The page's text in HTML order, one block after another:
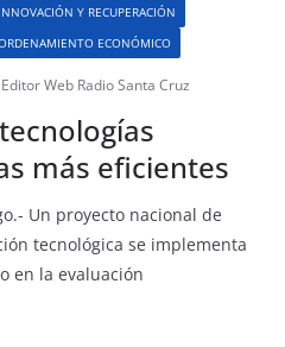
INNOVACIÓN Y RECUPERACIÓN
ECONÓMICO
Editor Web Radio Santa Cruz
más eficientes
Un proyecto nacional de
tecnológica se implementa
en la evaluación